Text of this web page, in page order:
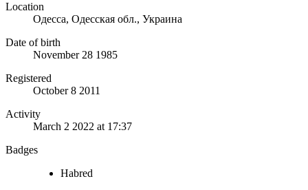
Location
Одесса, Одесская обл., Украина
Date of birth
November 28 1985
Registered
October 8 2011
Activity
March 2 2022 at 17:37
Badges
Habred